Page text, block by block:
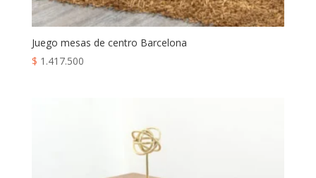
Juego mesas de centro Barcelona
$ 1.417.500